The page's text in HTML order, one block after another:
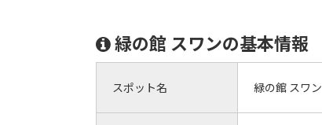
緑の館 スワンの基本情報
スポット名 緑の館 スワン